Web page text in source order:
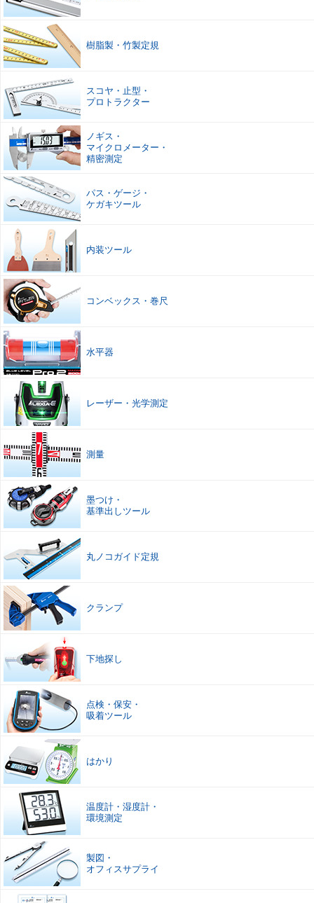
樹脂製 ・ 竹製定規
スコヤ ・ 止型 ・
プロトラクター
ノギス ・
マイクロメーター ・
精密測定
パス ・ ゲージ ・
ケガキツール
内装ツール
コンベックス ・ 巻尺
水平器
レーザー ・ 光学測定
測量
墨つけ ・
基準出しツール
丸ノコガイド定規
クランプ
下地探し
点検 ・ 保安 ・
吸着ツール
はかり
温度計 ・ 湿度計 ・
環境測定
製図 ・
オフィスサプライ